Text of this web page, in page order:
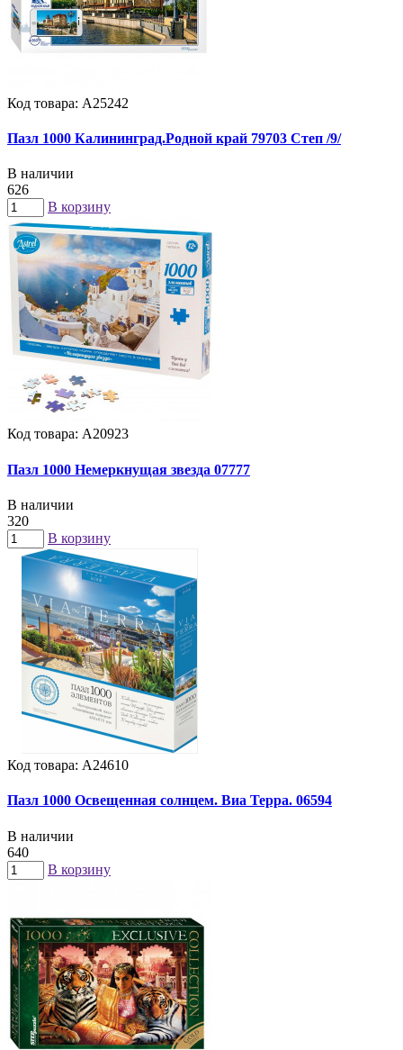
Код товара: А25242
Пазл 1000 Калининград.Родной край 79703 Степ /9/
В наличии
626
В корзину
Код товара: А20923
Пазл 1000 Немеркнущая звезда 07777
В наличии
320
В корзину
Код товара: А24610
Пазл 1000 Освещенная солнцем. Виа Терра. 06594
В наличии
640
В корзину